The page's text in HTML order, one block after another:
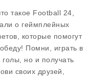
такое Football 24,
о геймплейных
которые помогут
Помни, играть в
но и получать
своих друзей,